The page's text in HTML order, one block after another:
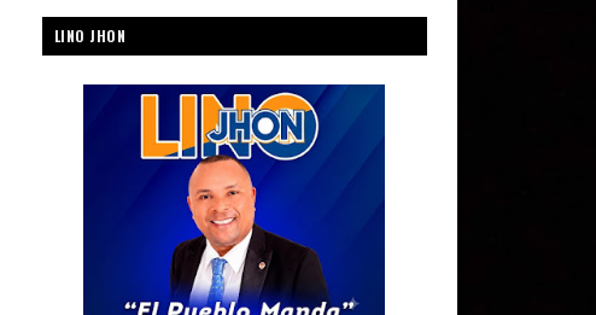
LINO JHON